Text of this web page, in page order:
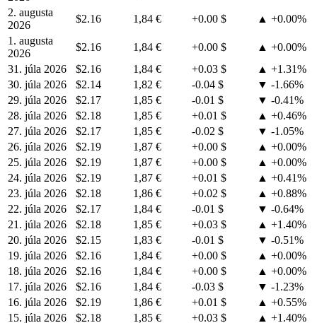
2. augusta
2026
$2.16 1,84 € +0.00 $
▲ +0.00%
1. augusta
2026
$2.16 1,84 € +0.00 $
▲ +0.00%
31. júla 2026
$2.16 1,84 € +0.03 $
▲ +1.31%
30. júla 2026
$2.14 1,82 € -0.04 $
▼ -1.66%
29. júla 2026
$2.17 1,85 € -0.01 $
▼ -0.41%
28. júla 2026
$2.18 1,85 € +0.01 $
▲ +0.46%
27. júla 2026
$2.17 1,85 € -0.02 $
▼ -1.05%
26. júla 2026
$2.19 1,87 € +0.00 $
▲ +0.00%
25. júla 2026
$2.19 1,87 € +0.00 $
▲ +0.00%
24. júla 2026
$2.19 1,87 € +0.01 $
▲ +0.41%
23. júla 2026
$2.18 1,86 € +0.02 $
▲ +0.88%
22. júla 2026
$2.17 1,84 € -0.01 $
▼ -0.64%
21. júla 2026
$2.18 1,85 € +0.03 $
▲ +1.40%
20. júla 2026
$2.15 1,83 € -0.01 $
▼ -0.51%
19. júla 2026
$2.16 1,84 € +0.00 $
▲ +0.00%
18. júla 2026
$2.16 1,84 € +0.00 $
▲ +0.00%
17. júla 2026
$2.16 1,84 € -0.03 $
▼ -1.23%
16. júla 2026
$2.19 1,86 € +0.01 $
▲ +0.55%
15. júla 2026
$2.18 1,85 € +0.03 $ ▲ +1.40%